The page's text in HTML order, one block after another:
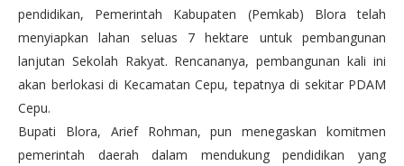
pendidikan, Pemerintah Kabupaten (Pemkab) Blora telah
menyiapkan lahan seluas 7 hektare untuk pembangunan
lanjutan Sekolah Rakyat. Rencananya, pembangunan kali ini
akan berlokasi di Kecamatan Cepu, tepatnya di sekitar PDAM
Cepu.
Bupati Blora, Arief Rohman, pun menegaskan komitmen
pemerintah daerah dalam mendukung pendidikan yang